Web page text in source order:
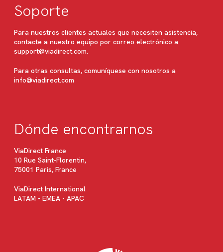
Soporte
Para nuestros clientes actuales que necesiten asistencia,
contacte a nuestro equipo por correo electrónico a
support@viadirect.com.
Para otras consultas, comuníquese con nosotros a
info@viadirect.com
Dónde encontrarnos
ViaDirect France
10 Rue Saint-Florentin,
75001 Paris, France
ViaDirect International
LATAM - EMEA - APAC